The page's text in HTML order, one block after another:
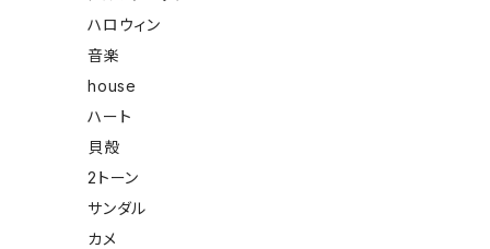
ハロウィン
音楽
house
ハート
貝殻
2トーン
サンダル
カメ